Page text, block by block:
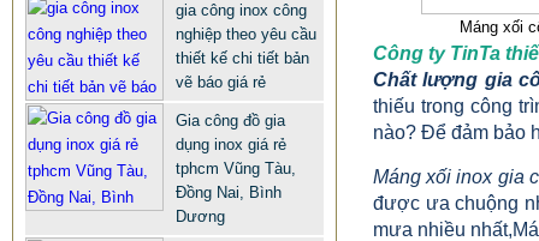
Máng xối
Công ty TinTa
Chất lượng gia
thiếu trong công
nào? Để đảm bảo
Máng xối inox gia
được ưa chuộng
mưa nhiều
gia công inox công
nghiệp theo yêu cầu
thiết kế chi tiết bản
vẽ báo giá rẻ
Gia công đồ gia
dụng inox giá rẻ
tphcm Vũng Tàu,
Đồng Nai, Bình
Dương